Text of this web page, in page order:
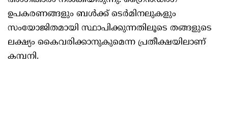
ഉപകരണങ്ങളും ബൾക്ക് ടെർമിനലുകളും
സംയോജിതമായി സ്ഥാപിക്കുന്നതിലൂടെ തങ്ങളുടെ
ലക്ഷ്യം കൈവരിക്കാനുകുമെന്ന പ്രതീക്ഷയിലാണ്
കമ്പനി.